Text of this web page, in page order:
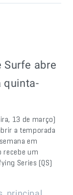
Surfe abre
quinta-
13 de março)
a temporada
em
recebe um
Series (QS)